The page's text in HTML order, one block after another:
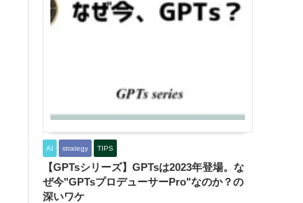
AI strategy TIPS
【GPTsシリーズ】GPTsは2023年登場。な
ぜ今"GPTsプロデューサーPro"なのか？の
深いワケ